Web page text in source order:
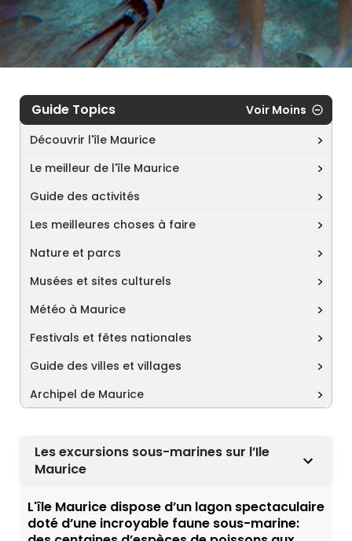
Guide Topics
Voir Moins
Découvrir l'île Maurice
Le meilleur de l'île Maurice
Guide des activités
Les meilleures choses à faire
Nature et parcs
Musées et sites culturels
Météo à Maurice
Festivals et fêtes nationales
Guide des villes et villages
Archipel de Maurice
Les excursions sous-marines sur l’Ile
Maurice
L'île Maurice dispose d’un lagon spectaculaire
doté d’une incroyable faune sous-marine: